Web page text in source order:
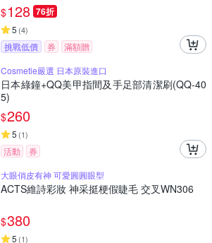
$128 76折
5 (4)
挑戰低價 券 滿額贈
Cosmetie嚴選 日本原裝進口
日本綠鐘+QQ美甲指間及手足部清潔刷(QQ-40
5)
$260
5 (1)
活動
券
大眼俏皮有神 可愛圓圓眼型
ACTS維詩彩妝 神采挺梗假睫毛 交叉WN306
$380
5 (1)